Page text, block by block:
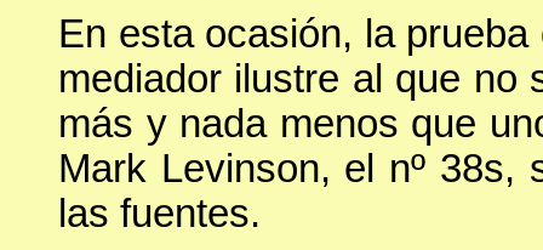
En esta ocasión, la
mediador ilustre al que no
más y nada menos que
Mark Levinson, el nº 38s,
las fuentes.